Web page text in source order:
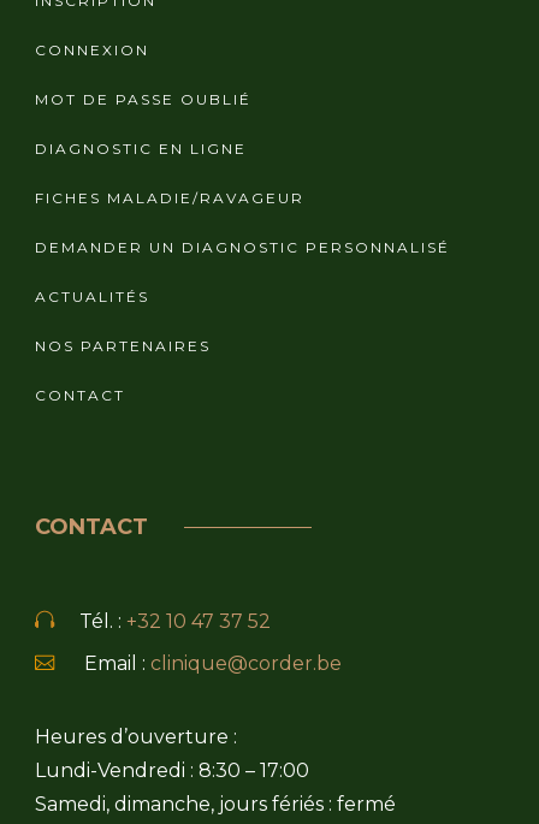
CONNEXION
MOT DE PASSE OUBLIÉ
DIAGNOSTIC EN LIGNE
FICHES MALADIE/RAVAGEUR
DEMANDER UN DIAGNOSTIC PERSONNALISÉ
ACTUALITÉS
NOS PARTENAIRES
CONTACT
CONTACT
Tél. : +32 10 47 37 52
Email : clinique@corder.be
Heures d’ouverture :
Lundi-Vendredi : 8:30 – 17:00
Samedi, dimanche, jours fériés : fermé